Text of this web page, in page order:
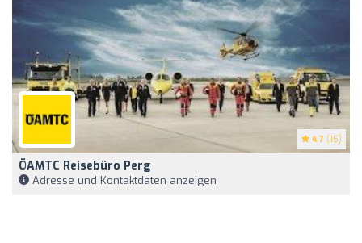
4.7 (15)
ÖAMTC Reisebüro Perg
Adresse und Kontaktdaten anzeigen